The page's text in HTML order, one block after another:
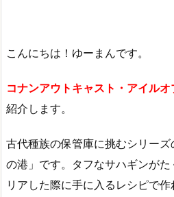
こんにちは！ゆーまんです。
コナンアウトキャスト・アイル
紹介します。
古代種族の保管庫に挑むシリー
の港」です。タフなサハギンが
リアした際に手に入るレシピで